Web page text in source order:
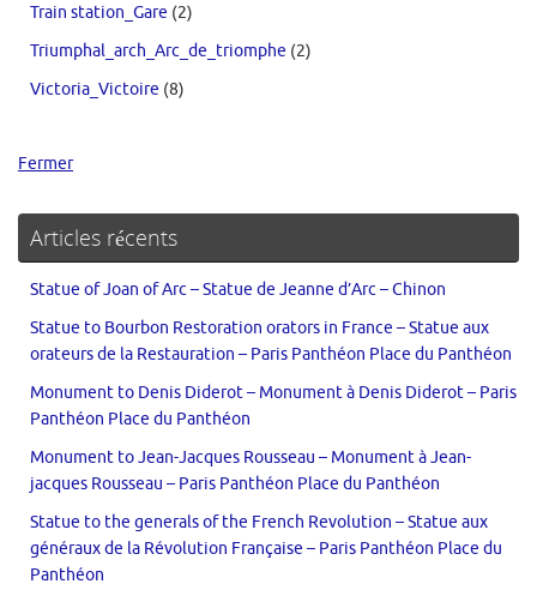
Train station_Gare (2)
Triumphal_arch_Arc_de_triomphe (2)
Victoria_Victoire (8)
Fermer
Articles récents
Statue of Joan of Arc – Statue de Jeanne d’Arc – Chinon
Statue to Bourbon Restoration orators in France – Statue aux
orateurs de la Restauration – Paris Panthéon Place du Panthéon
Monument to Denis Diderot – Monument à Denis Diderot – Paris
Panthéon Place du Panthéon
Monument to Jean-Jacques Rousseau – Monument à Jean-
jacques Rousseau – Paris Panthéon Place du Panthéon
Statue to the generals of the French Revolution – Statue aux
généraux de la Révolution Française – Paris Panthéon Place du
Panthéon